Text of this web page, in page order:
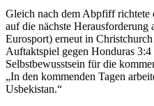
Gleich nach dem Abpfiff
auf die nächste
Eurosport) erneut in
Auftaktspiel gegen Honduras
Selbstbewusstsein für die
„In den kommenden Tagen
Usbekistan.“